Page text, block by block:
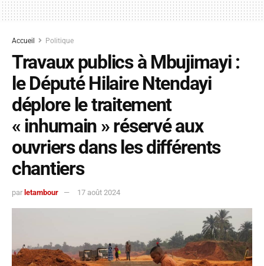
Accueil Politique
Travaux publics à Mbujimayi :
le Député Hilaire Ntendayi
déplore le traitement
« inhumain » réservé aux
ouvriers dans les différents
chantiers
par letambour 17 août 2024